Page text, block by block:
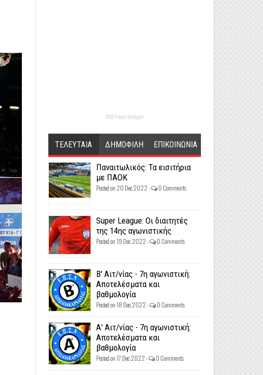
RSS Feed Widget
ΤΕΛΕΥΤΑΙΑ ΔΗΜΟΦΙΛΗ ΕΠΙΚΟΙΝΩΝΙΑ
Παναιτωλικός: Τα εισιτήρια
με ΠΑΟΚ
Posted on 20 Dec 2022 - 0 Comments
Super League: Οι διαιτητές
της 14ης αγωνιστικής
Posted on 19 Dec 2022 - 0 Comments
Β' Αιτ/νίας - 7η αγωνιστική:
Αποτελέσματα και
βαθμολογία
Posted on 18 Dec 2022 - 0 Comments
Α' Αιτ/νίας - 7η αγωνιστική:
Αποτελέσματα και
βαθμολογία
Posted on 17 Dec 2022 - 0 Comments